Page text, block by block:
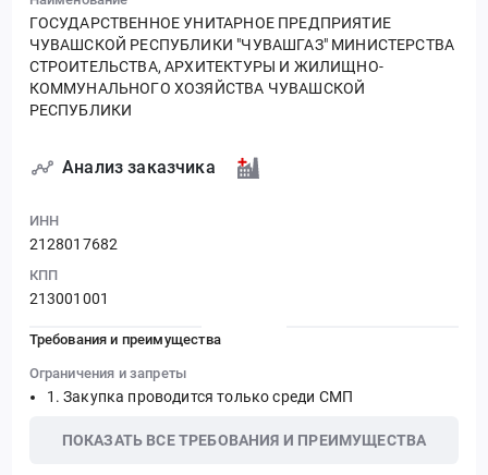
ГОСУДАРСТВЕННОЕ УНИТАРНОЕ ПРЕДПРИЯТИЕ
ЧУВАШСКОЙ РЕСПУБЛИКИ "ЧУВАШГАЗ" МИНИСТЕРСТВА
СТРОИТЕЛЬСТВА, АРХИТЕКТУРЫ И ЖИЛИЩНО-
КОММУНАЛЬНОГО ХОЗЯЙСТВА ЧУВАШСКОЙ
РЕСПУБЛИКИ
Анализ заказчика
ИНН
2128017682
КПП
213001001
Требования и преимущества
Ограничения и запреты
Закупка проводится только среди СМП
ПОКАЗАТЬ ВСЕ ТРЕБОВАНИЯ И ПРЕИМУЩЕСТВА